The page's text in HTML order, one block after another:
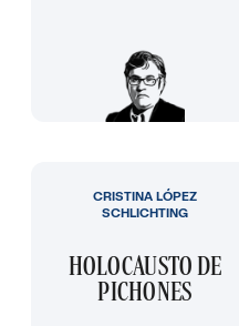
HOLOCAUSTO DE
PICHONES
CRISTINA LÓPEZ
SCHLICHTING